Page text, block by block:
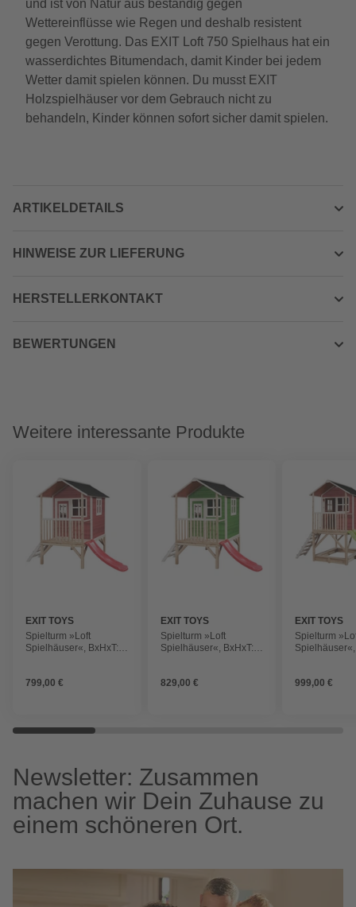
und ist von Natur aus beständig gegen
Wettereinflüsse wie Regen und deshalb resistent
gegen Verottung. Das EXIT Loft 750 Spielhaus hat ein
wasserdichtes Bitumendach, damit Kinder bei jedem
Wetter damit spielen können. Du musst EXIT
Holzspielhäuser vor dem Gebrauch nicht zu
behandeln, Kinder können sofort sicher damit spielen.
ARTIKELDETAILS
HINWEISE ZUR LIEFERUNG
HERSTELLERKONTAKT
BEWERTUNGEN
Weitere interessante Produkte
EXIT TOYS
Spielturm »Loft
Spielhäuser«, BxHxT:
799,00 €
EXIT TOYS
Spielturm »Loft
Spielhäuser«, BxHxT:
829,00 €
EXIT TOYS
Spielturm
999,00 €
Newsletter: Zusammen
machen wir Dein Zuhause zu
einem schöneren Ort.